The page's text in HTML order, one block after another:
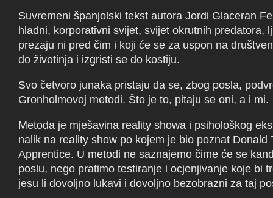
Suvremeni španjolski tekst autora Jordi Glaceran
hladni, korporativni svijet, svijet okrutnih predatora,
prezaju ni pred čim i koji će se za uspon na
do životinja i izgristi se do kostiju.
Svo četvoro junaka pristaju da se, zbog posla,
Gronholmovoj metodi. Što je to, pitaju se oni, a i mi.
Metoda je mješavina reality showa i psihološkog
nalik na reality show po kojem je bio poznat Donald
Apprentice. U metodi ne saznajemo čime će se
poslu, nego pratimo testiranje i ocjenjivanje koje bi
jesu li dovoljno lukavi i dovoljno bezobrazni za taj